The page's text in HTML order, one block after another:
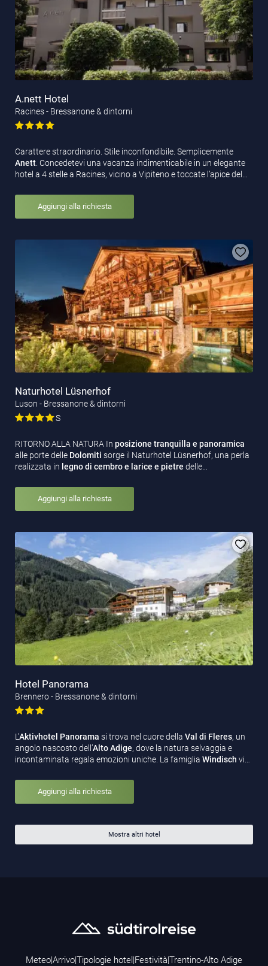
A.nett Hotel
Racines - Bressanone & dintorni
Carattere straordinario. Stile inconfondibile. Semplicemente
Anett . Concedetevi una vacanza indimenticabile in un elegante
hotel a 4 stelle a Racines, vicino a Vipiteno e toccate l’apice del…
Aggiungi alla richiesta
Naturhotel Lüsnerhof
Luson - Bressanone & dintorni
S
RITORNO ALLA NATURA In posizione tranquilla e panoramica
alle porte delle Dolomiti sorge il Naturhotel Lüsnerhof, una perla
realizzata in legno di cembro e larice e pietre delle…
Aggiungi alla richiesta
Hotel Panorama
Brennero - Bressanone & dintorni
L’Aktivhotel Panorama si trova nel cuore della Val di Fleres, un
angolo nascosto dell’Alto Adige, dove la natura selvaggia e
incontaminata regala emozioni uniche. La famiglia Windisch vi…
Aggiungi alla richiesta
Mostra altri hotel
Meteo|Arrivo|Tipologie hotel |Festività|Trentino-Alto Adige